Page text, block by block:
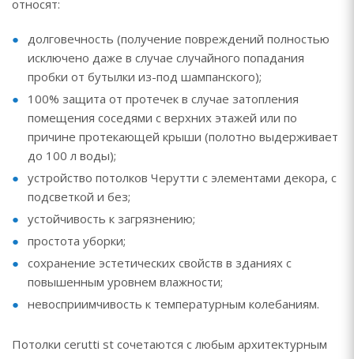
относят:
долговечность (получение повреждений полностью
исключено даже в случае случайного попадания
пробки от бутылки из-под шампанского);
100% защита от протечек в случае затопления
помещения соседями с верхних этажей или по
причине протекающей крыши (полотно выдерживает
до 100 л воды);
устройство потолков Черутти с элементами декора, с
подсветкой и без;
устойчивость к загрязнению;
простота уборки;
сохранение эстетических свойств в зданиях с
повышенным уровнем влажности;
невосприимчивость к температурным колебаниям.
Потолки cerutti st сочетаются с любым архитектурным